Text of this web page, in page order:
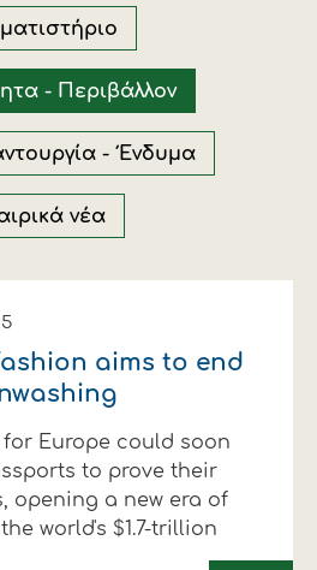
στο χωράφι
λογαριασμό του
- Ένδυση
- Περιβάλλον
- Ένδυμα
νέα
aims to end
Europe could soon
to prove their
opening a new era of
world's $1.7-trillion